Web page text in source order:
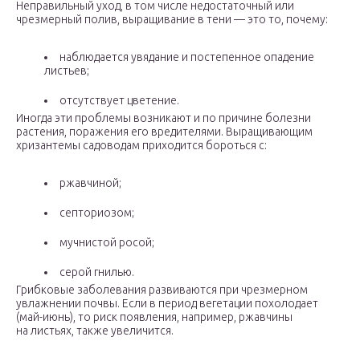
Неправильный уход, в том числе недостаточный или
чрезмерный полив, выращивание в тени — это то, почему:
наблюдается увядание и постепенное опадение
листьев;
отсутствует цветение.
Иногда эти проблемы возникают и по причине болезни
растения, поражения его вредителями. Выращивающим
хризантемы садоводам приходится бороться с:
ржавчиной;
септориозом;
мучнистой росой;
серой гнилью.
Грибковые заболевания развиваются при чрезмерном
увлажнении почвы. Если в период вегетации похолодает
(май-июнь), то риск появления, например, ржавчины
на листьях, также увеличится.